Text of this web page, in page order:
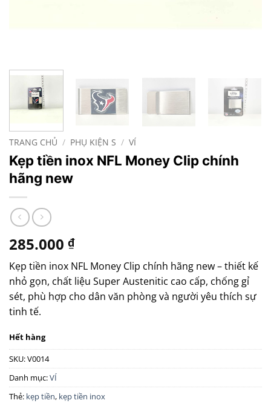
TRANG CHỦ / PHỤ KIỆN S / VÍ
Kẹp tiền inox NFL Money Clip chính
hãng new
285.000 ₫
Kẹp tiền inox NFL Money Clip chính hãng new –thiết kế
nhỏ gọn, chất liệu Super Austenitic cao cấp, chống gỉ
sét, phù hợp cho dân văn phòng và người yêu thích sự
tinh tế.
Hết hàng
SKU:V0014
Danh mục:VÍ
Thẻ: kẹp tiền, kẹp tiền inox